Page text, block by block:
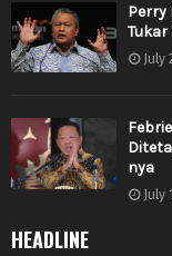
Perry
Tukar
July
nya
July
HEADLINE